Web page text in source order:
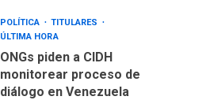
POLÍTICA
TITULARES
ÚLTIMA HORA
ONGs piden a CIDH
monitorear proceso de
diálogo en Venezuela